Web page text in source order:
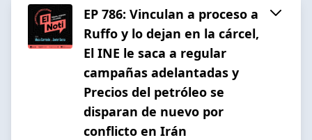
EP 786: Vinculan a proceso a
Ruffo y lo dejan en la cárcel,
El INE le saca a regular
campañas adelantadas y
Precios del petróleo se
disparan de nuevo por
conflicto en Irán